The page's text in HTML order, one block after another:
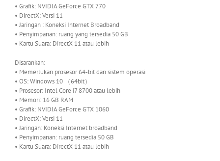
• Grafik: NVIDIA GeForce GTX 770
• DirectX: Versi 11
• Jaringan : Koneksi Internet Broadband
• Penyimpanan: ruang yang tersedia 50 GB
• Kartu Suara: DirectX 11 atau lebih
Disarankan:
• Memerlukan prosesor 64-bit dan sistem operasi
• OS: Windows 10 （64bit）
• Prosesor: Intel Core i7 8700 atau lebih
• Memori: 16 GB RAM
• Grafik: NVIDIA GeForce GTX 1060
• DirectX: Versi 11
• Jaringan: Koneksi Internet broadband
• Penyimpanan: ruang tersedia 50 GB
• Kartu Suara: DirectX 11 atau lebih